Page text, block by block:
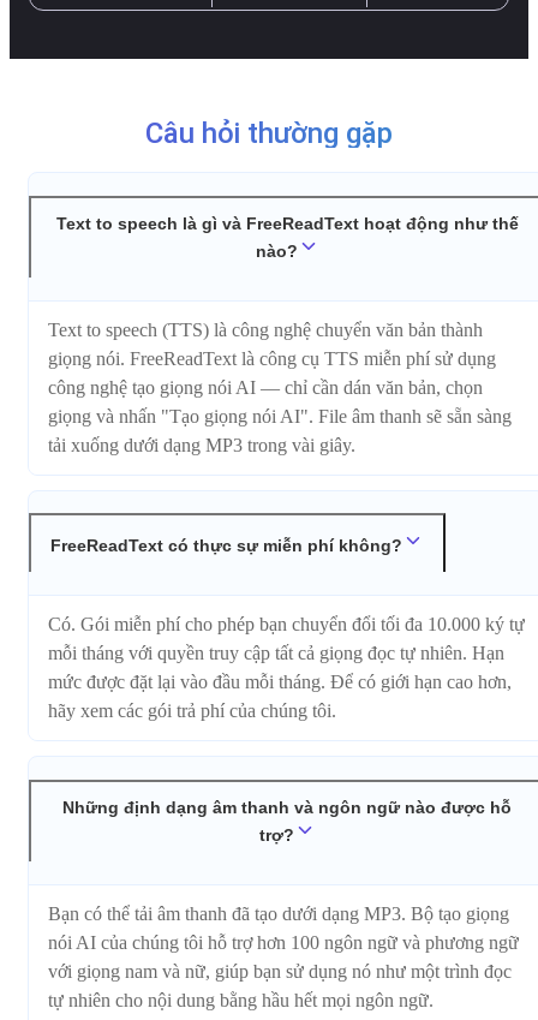
Câu hỏi thường gặp
Text to speech là gì và FreeReadText hoạt động như thế
nào?
Text to speech (TTS) là công nghệ chuyển văn bản thành
giọng nói. FreeReadText là công cụ TTS miễn phí sử dụng
công nghệ tạo giọng nói AI — chỉ cần dán văn bản, chọn
giọng và nhấn "Tạo giọng nói AI". File âm thanh sẽ sẵn sàng
tải xuống dưới dạng MP3 trong vài giây.
FreeReadText có thực sự miễn phí không?
Có. Gói miễn phí cho phép bạn chuyển đổi tối đa 10.000 ký tự
mỗi tháng với quyền truy cập tất cả giọng đọc tự nhiên. Hạn
mức được đặt lại vào đầu mỗi tháng. Để có giới hạn cao hơn,
hãy xem các gói trả phí của chúng tôi.
Những định dạng âm thanh và ngôn ngữ nào được hỗ
trợ?
Bạn có thể tải âm thanh đã tạo dưới dạng MP3. Bộ tạo giọng
nói AI của chúng tôi hỗ trợ hơn 100 ngôn ngữ và phương ngữ
với giọng nam và nữ, giúp bạn sử dụng nó như một trình đọc
tự nhiên cho nội dung bằng hầu hết mọi ngôn ngữ.